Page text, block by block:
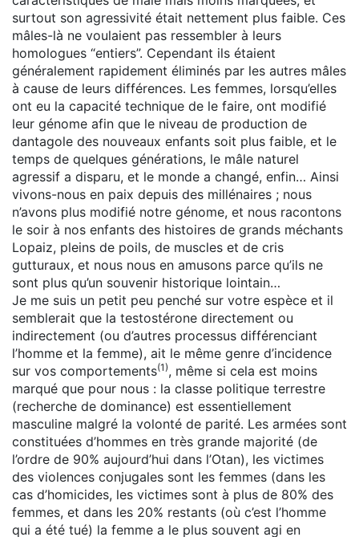
surtout son agressivité était nettement plus faible. Ces
mâles-là ne voulaient pas ressembler à leurs
homologues “entiers”. Cependant ils étaient
généralement rapidement éliminés par les autres mâles
à cause de leurs différences. Les femmes, lorsqu’elles
ont eu la capacité technique de le faire, ont modifié
leur génome afin que le niveau de production de
dantagole des nouveaux enfants soit plus faible, et le
temps de quelques générations, le mâle naturel
agressif a disparu, et le monde a changé, enfin… Ainsi
vivons-nous en paix depuis des millénaires ; nous
n’avons plus modifié notre génome, et nous racontons
le soir à nos enfants des histoires de grands méchants
Lopaiz, pleins de poils, de muscles et de cris
gutturaux, et nous nous en amusons parce qu’ils ne
sont plus qu’un souvenir historique lointain…
Je me suis un petit peu penché sur votre espèce et il
semblerait que la testostérone directement ou
indirectement (ou d’autres processus différenciant
l’homme et la femme), ait le même genre d’incidence
sur vos comportements(1), même si cela est moins
marqué que pour nous : la classe politique terrestre
(recherche de dominance) est essentiellement
masculine malgré la volonté de parité. Les armées sont
constituées d’hommes en très grande majorité (de
l’ordre de 90% aujourd’hui dans l’Otan), les victimes
des violences conjugales sont les femmes (dans les
cas d’homicides, les victimes sont à plus de 80% des
femmes, et dans les 20% restants (où c’est l’homme
qui a été tué) la femme a le plus souvent agi en